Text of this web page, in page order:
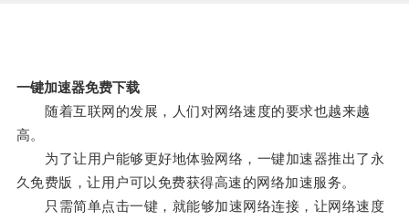
一键加速器免费下载
随着互联网的发展，人们对网络速度的要求也越来越
高。
为了让用户能够更好地体验网络，一键加速器推出了永
久免费版，让用户可以免费获得高速的网络加速服务。
只需简单点击一键，就能够加速网络连接，让网络速度